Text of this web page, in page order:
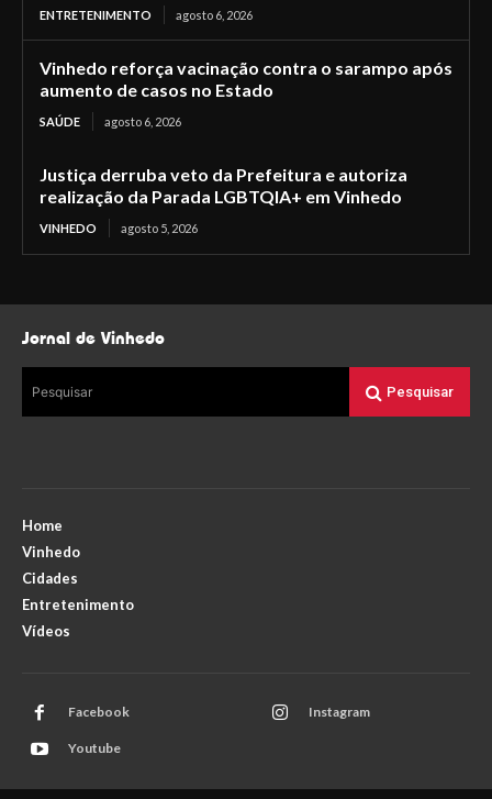
ENTRETENIMENTO agosto 6, 2026
Vinhedo reforça vacinação contra o sarampo após
aumento de casos no Estado
SAÚDE agosto 6, 2026
Justiça derruba veto da Prefeitura e autoriza
realização da Parada LGBTQIA+ em Vinhedo
VINHEDO agosto 5, 2026
Jornal de Vinhedo
Pesquisar Pesquisar
Home
Vinhedo
Cidades
Entretenimento
Vídeos
Facebook Instagram
Youtube